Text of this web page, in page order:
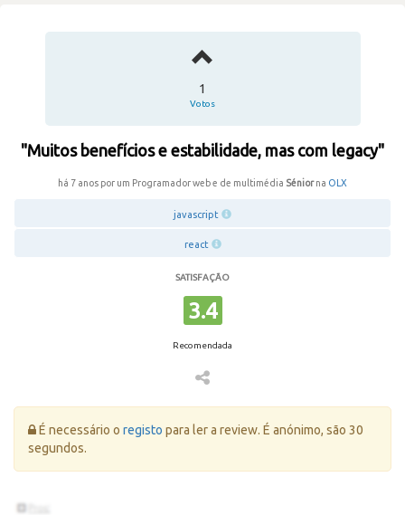
1
Votos
"Muitos benefícios e estabilidade, mas com legacy"
há 7 anos por um Programador web e de multimédia Séniorna OLX
javascript
react
SATISFAÇÃO
3.4
Recomendada
Erro:
É necessário o registo para ler a review. É anónimo, são 30
segundos.